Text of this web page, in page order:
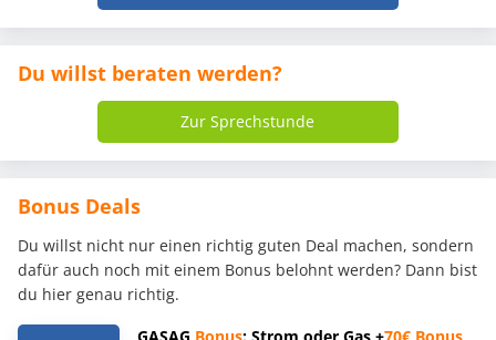
Du willst beraten werden?
Zur Sprechstunde
Bonus Deals
Du willst nicht nur einen richtig guten Deal machen, sondern
dafür auch noch mit einem Bonus belohnt werden? Dann bist
du hier genau richtig.
GASAG Bonus: Strom oder Gas +70€ Bonus